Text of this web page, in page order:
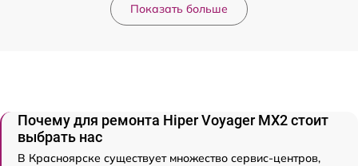
Показать больше
Почему для ремонта Hiper Voyager MX2 стоит
выбрать нас
В Красноярске существует множество сервис-центров,